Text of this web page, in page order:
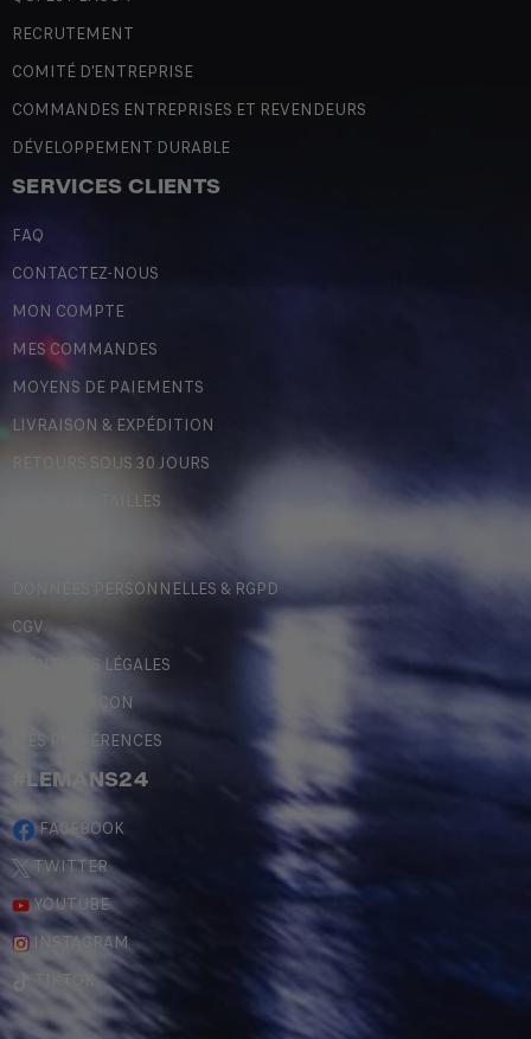
RECRUTEMENT
COMITÉ D'ENTREPRISE
COMMANDES ENTREPRISES ET REVENDEURS
DÉVELOPPEMENT DURABLE
SERVICES CLIENTS
FAQ
CONTACTEZ-NOUS
MON COMPTE
MES COMMANDES
MOYENS DE PAIEMENTS
LIVRAISON & EXPÉDITION
RETOURS SOUS 30 JOURS
GUIDE DES TAILLES
DONNÉES PERSONNELLES & RGPD
CGV
MENTIONS LÉGALES
CONTREFAÇON
MES PRÉFÉRENCES
#LEMANS24
FACEBOOK
TWITTER
YOUTUBE
INSTAGRAM
TIKTOK